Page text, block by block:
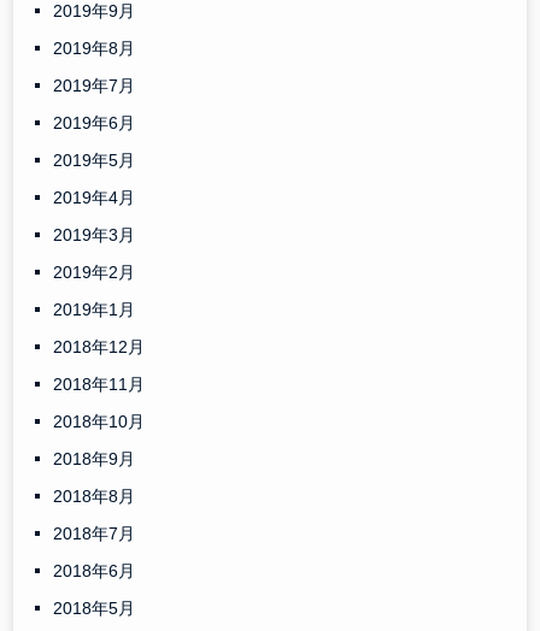
2019年9月
2019年8月
2019年7月
2019年6月
2019年5月
2019年4月
2019年3月
2019年2月
2019年1月
2018年12月
2018年11月
2018年10月
2018年9月
2018年8月
2018年7月
2018年6月
2018年5月